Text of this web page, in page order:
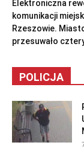
Elektroniczna
komunikacji
Rzeszowie.
przesuwało
POLICJA